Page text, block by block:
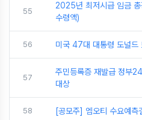
55
2025년 최저시급 임금 총
수령액)
56 미국 47대 대통령 도널드
57
주민등록증 재발급 정부
대상
58 [공모주] 엠오티 수요예측